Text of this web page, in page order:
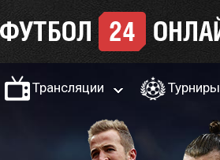
Трансляции Турниры